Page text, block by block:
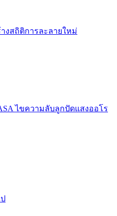
งสถิติการละลายใหม่
ไขความลับลูกปัดแสงออโร